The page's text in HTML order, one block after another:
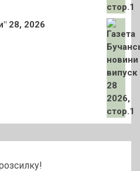
28, 2026